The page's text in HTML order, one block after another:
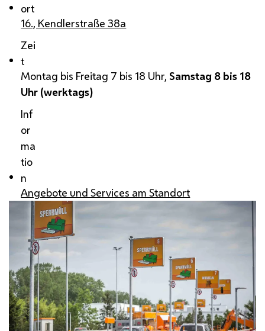
ort
16., Kendlerstraße 38a
Zei
t
Montag bis Freitag 7 bis 18 Uhr,Samstag 8 bis 18
Uhr (werktags)
Inf
or
ma
tio
n
Angebote und Services am Standort